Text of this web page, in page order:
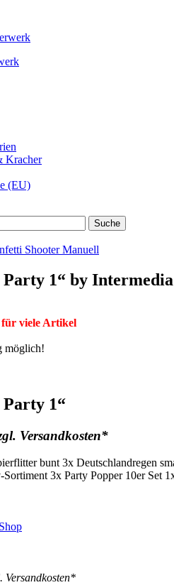
Kracher
(EU)
Shooter Manuell
1“ by Intermedia
für viele Artikel
möglich!
1“
Versandkosten*
bunt 3x Deutschlandregen
Sortiment 3x Party Popper 10er
Versandkosten*